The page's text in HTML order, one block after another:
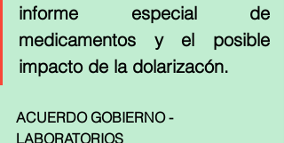
informe especial de
medicamentos y el posible
impacto de la dolarizacón.
ACUERDO GOBIERNO -
LABORATORIOS